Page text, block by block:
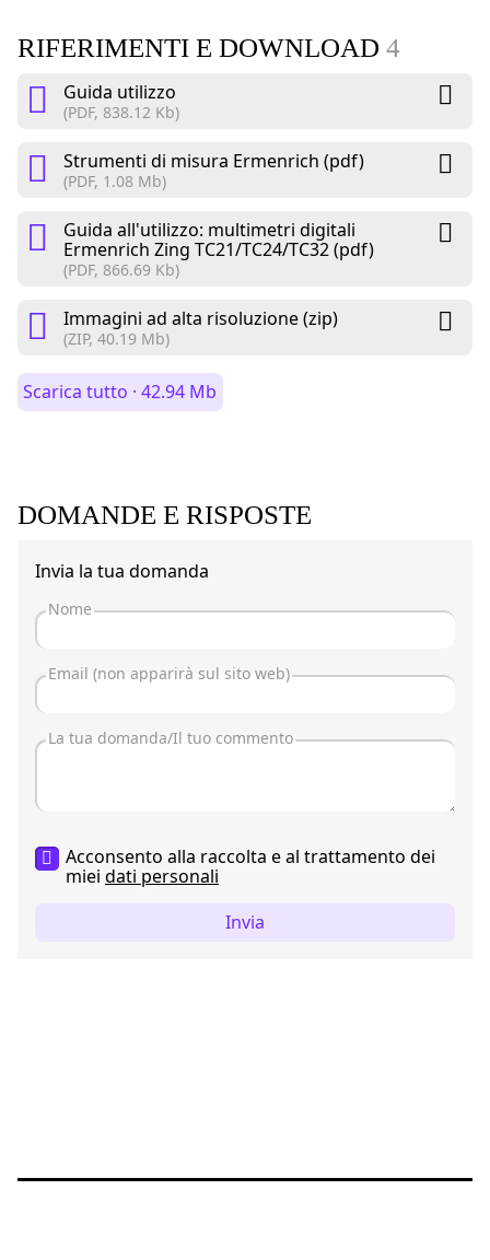
RIFERIMENTI E DOWNLOAD 4
Guida utilizzo
(PDF, 838.12 Kb)
Strumenti di misura Ermenrich (pdf)
(PDF, 1.08 Mb)
Guida all'utilizzo: multimetri digitali
Ermenrich Zing TC21/TC24/TC32 (pdf)
(PDF, 866.69 Kb)
Immagini ad alta risoluzione (zip)
(ZIP, 40.19 Mb)
Scarica tutto · 42.94 Mb
DOMANDE E RISPOSTE
Invia la tua domanda
Acconsento alla raccolta e al trattamento dei
miei dati personali
Invia